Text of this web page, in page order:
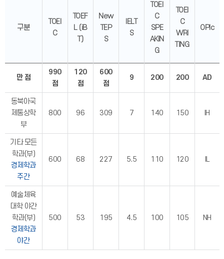
구분
TOEI
C
TOEF
L (iB
T)
New
TEP
S
IELT
S
TOEI
C
SPE
AKIN
G
TOEI
C
WRI
TING
OPIc
만 점
990
점
120
점
600
점
9 200 200 AD
동북아국
제통상학
부
800 96 309 7 140 150 IH
기타 모든
학과(부)
경제학과
주간
600 68 227 5.5 110 120 IL
예술체육
대학 야간
학과(부)
경제학과
야간
500 53 195 4.5 100 105 NH